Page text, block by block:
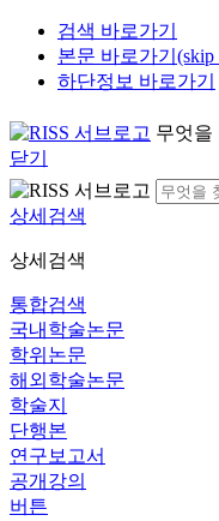
검색 바로가기
본문 바로가기(skip
하단정보 바로가기
무엇을
닫기
상세검색
상세검색
통합검색
국내학술논문
학위논문
해외학술논문
학술지
단행본
연구보고서
공개강의
버튼